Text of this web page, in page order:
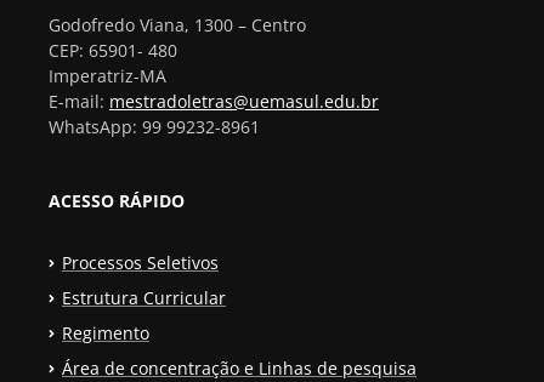
Godofredo Viana, 1300 – Centro
CEP: 65901- 480
Imperatriz-MA
E-mail: mestradoletras@uemasul.edu.br
WhatsApp: 99 99232-8961
ACESSO RÁPIDO
Processos Seletivos
Estrutura Curricular
Regimento
Área de concentração e Linhas de pesquisa